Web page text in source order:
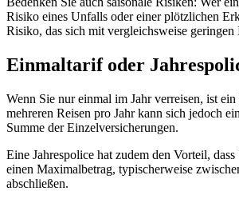
Risiko eines Unfalls oder einer plötzlichen
Risiko, das sich mit vergleichsweise geringen
Einmaltarif oder
Wenn Sie nur einmal im Jahr verreisen, ist
mehreren Reisen pro Jahr kann sich jedoch
Summe der Einzelversicherungen.
Eine Jahrespolice hat zudem den Vorteil,
einen Maximalbetrag, typischerweise
abschließen.